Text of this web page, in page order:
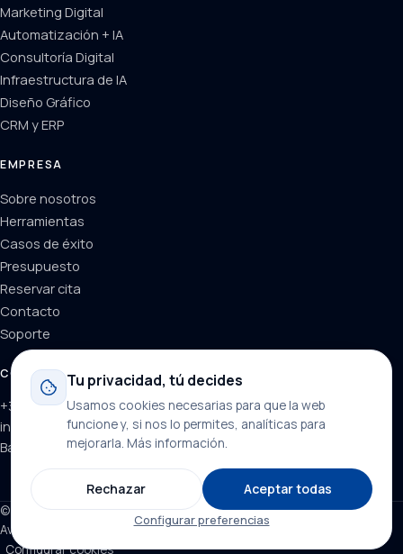
Marketing Digital
Automatización + IA
Consultoría Digital
Infraestructura de IA
Diseño Gráfico
CRM y ERP
EMPRESA
Sobre nosotros
Herramientas
Casos de éxito
Presupuesto
Reservar cita
Contacto
Soporte
CONTACTO
+34 624 71 66 37
info@dominainternet.com
Barcelona, España
© 2026 DominaInternet. Todos los derechos reservados.
Aviso legal
CookiesGenerador de textos legales ↗
Configurar cookies
Tu privacidad, tú decides
Usamos cookies necesarias para que la web
funcione y, si nos lo permites, analíticas para
mejorarla. Más información.
Rechazar Aceptar todas
Configurar preferencias